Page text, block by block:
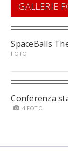
GALLERIE
SpaceBalls
FOTO
Conferenza
4 FOTO